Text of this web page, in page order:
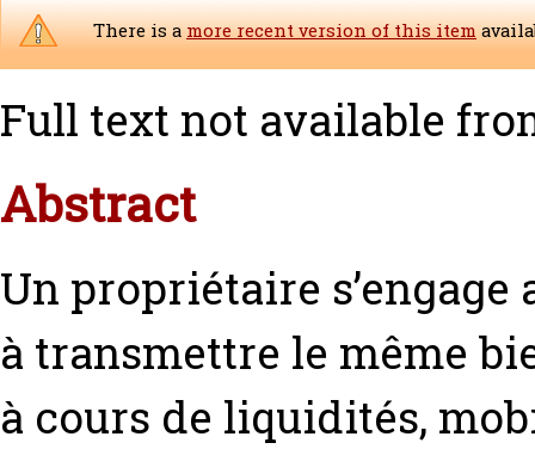
There is amore recent version of this item
Full text not available
Abstract
Un propriétaire
à transmettre le même
à cours de liquidités,